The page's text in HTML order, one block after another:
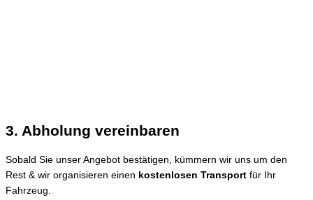
3. Abholung vereinbaren
Sobald Sie unser Angebot bestätigen, kümmern wir uns um den
Rest & wir organisieren einen kostenlosen Transport für Ihr
Fahrzeug.